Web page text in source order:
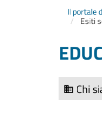
Il portale
Esiti
Chi